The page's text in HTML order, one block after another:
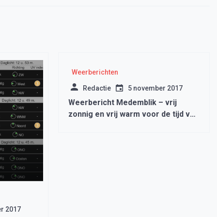
2017
Weerberichten
Redactie 5 november 2017
Weerbericht Medemblik – vrij
zonnig en vrij warm voor de tijd van